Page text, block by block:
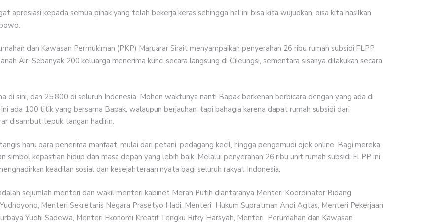
apresiasi kepada semua pihak yang telah bekerja keras sehingga hal ini bisa kita wujudkan, bisa kita hasilkan
dan Kawasan Permukiman (PKP) Maruarar Sirait menyampaikan penyerahan 26 ribu rumah subsidi FLPP
Air. Sebanyak 200 keluarga menerima kunci secara langsung di Cileungsi, sementara sisanya dilakukan secara
di sini, dan 25.800 di seluruh Indonesia. Mohon waktunya nanti Bapak berkenan berbicara dengan yang ada di
ada 100 titik yang bersama Bapak, walaupun berjauhan, tapi bahagia karena dapat rumah subsidi dari
disambut tepuk tangan hadirin.
haru para penerima manfaat, mulai dari petani, pedagang kecil, hingga pengemudi ojek online. Bagi mereka,
simbol kepastian hidup dan masa depan yang lebih baik. Melalui penyerahan 26 ribu unit rumah subsidi FLPP ini,
keadilan sosial dan kesejahteraan nyata bagi seluruh rakyat Indonesia.
sejumlah menteri dan wakil menteri kabinet Merah Putih diantaranya Menteri Koordinator Bidang
Menteri Sekretaris Negara Prasetyo Hadi, Menteri Hukum Supratman Andi Agtas, Menteri Pekerjaan
Yudhi Sadewa, Menteri Ekonomi Kreatif Tengku Rifky Harsyah, Menteri Perumahan dan Kawasan